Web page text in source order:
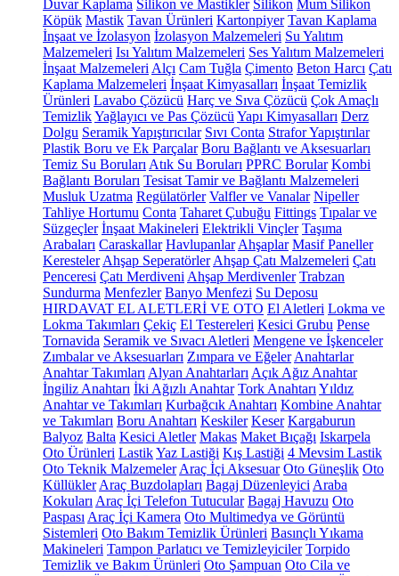
Duvar Kaplama Silikon ve Mastikler Silikon Mum Silikon
Köpük Mastik Tavan Ürünleri Kartonpiyer Tavan Kaplama
İnşaat ve İzolasyon İzolasyon Malzemeleri Su Yalıtım
Malzemeleri Isı Yalıtım Malzemeleri Ses Yalıtım Malzemeleri
İnşaat Malzemeleri Alçı Cam Tuğla Çimento Beton Harcı Çatı
Kaplama Malzemeleri İnşaat Kimyasalları İnşaat Temizlik
Ürünleri Lavabo Çözücü Harç ve Sıva Çözücü Çok Amaçlı
TemizlikYağlayıcı ve Pas Çözücü Yapı Kimyasalları Derz
Dolgu Seramik Yapıştırıcılar Sıvı Conta Strafor Yapıştırılar
Plastik Boru ve Ek Parçalar Boru Bağlantı ve Aksesuarları
Temiz Su Boruları Atık Su Boruları PPRC Borular Kombi
Bağlantı Boruları Tesisat Tamir ve Bağlantı Malzemeleri
Musluk Uzatma Regülatörler Valfler ve Vanalar Nipeller
Tahliye Hortumu Conta Taharet Çubuğu Fittings Tıpalar ve
Süzgeçler İnşaat Makineleri Elektrikli Vinçler Taşıma
Arabaları Caraskallar Havlupanlar Ahşaplar Masif Paneller
Keresteler Ahşap Seperatörler Ahşap Çatı Malzemeleri Çatı
Penceresi Çatı Merdiveni Ahşap Merdivenler Trabzan
Sundurma Menfezler Banyo Menfezi Su Deposu
HIRDAVAT EL ALETLERİ VE OTO El Aletleri Lokma ve
Lokma Takımları Çekiç El Testereleri Kesici Grubu Pense
Tornavida Seramik ve Sıvacı Aletleri Mengene ve İşkenceler
Zımbalar ve Aksesuarları Zımpara ve Eğeler Anahtarlar
Anahtar Takımları Alyan Anahtarları Açık Ağız Anahtar
İngiliz Anahtarı İki Ağızlı Anahtar Tork Anahtarı Yıldız
Anahtar ve Takımları Kurbağcık Anahtarı Kombine Anahtar
ve Takımları Boru Anahtarı Keskiler Keser Kargaburun
Balyoz Balta Kesici Aletler Makas Maket Bıçağı Iskarpela
Oto Ürünleri LastikYaz Lastiği Kış Lastiği 4 Mevsim Lastik
Oto Teknik Malzemeler Araç İçi Aksesuar Oto Güneşlik Oto
Küllükler Araç Buzdolapları Bagaj Düzenleyici Araba
Kokuları Araç İçi Telefon Tutucular Bagaj Havuzu Oto
Paspası Araç İçi Kamera Oto Multimedya ve Görüntü
Sistemleri Oto Bakım Temizlik Ürünleri Basınçlı Yıkama
Makineleri Tampon Parlatıcı ve Temizleyiciler Torpido
Temizlik ve Bakım Ürünleri Oto Şampuan Oto Cila ve